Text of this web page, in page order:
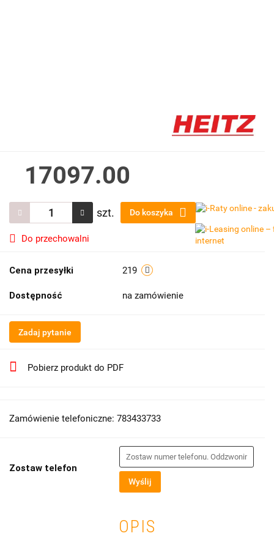
17097.00
szt. Do koszyka
Do przechowalni
Cena przesyłki 219
Dostępność na zamówienie
Zadaj pytanie
Pobierz produkt do PDF
Zamówienie telefoniczne: 783433733
Zostaw telefon
Wyślij
OPIS